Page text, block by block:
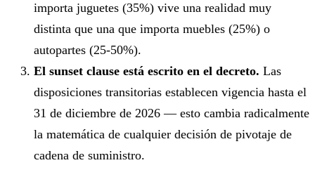
importa juguetes (35%) vive una realidad muy
distinta que una que importa muebles (25%) o
autopartes (25-50%).
El sunset clause está escrito en el decreto. Las
disposiciones transitorias establecen vigencia hasta el
31 de diciembre de 2026 — esto cambia radicalmente
la matemática de cualquier decisión de pivotaje de
cadena de suministro.